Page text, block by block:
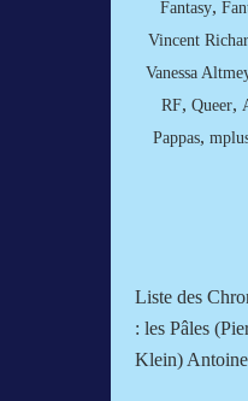
Fantasy,
Vincent
Vanessa
RF, Queer,
Pappas,
Liste des
: les Pâles
Klein)